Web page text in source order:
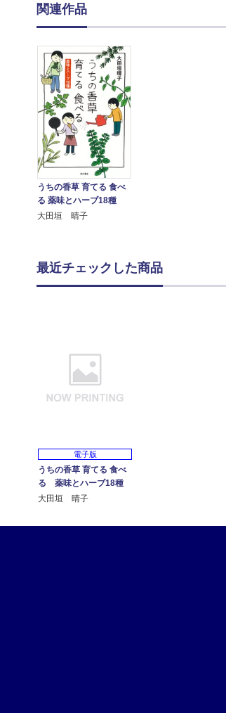
関連作品
うちの香草 育てる 食べ
る 薬味とハーブ18種
大田垣 晴子
最近チェックした商品
電子版
うちの香草 育てる 食べ
る 薬味とハーブ18種
大田垣 晴子